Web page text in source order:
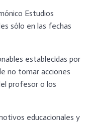
Estudios
sólo en las fechas
establecidas por
no tomar acciones
profesor o los
educacionales y